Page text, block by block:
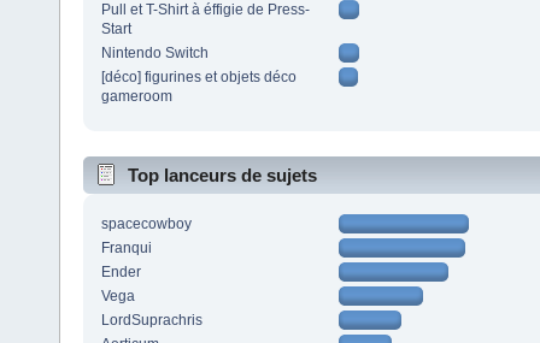
Pull et T-Shirt à éffigie de Press-
Start
Nintendo Switch
[déco] figurines et objets déco
gameroom
Top lanceurs de sujets
spacecowboy
Franqui
Ender
Vega
LordSuprachris